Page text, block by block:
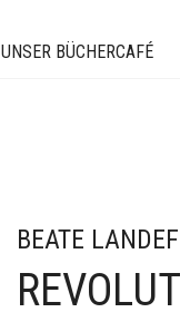
UNSER BÜCHERCAFÉ
BEATE